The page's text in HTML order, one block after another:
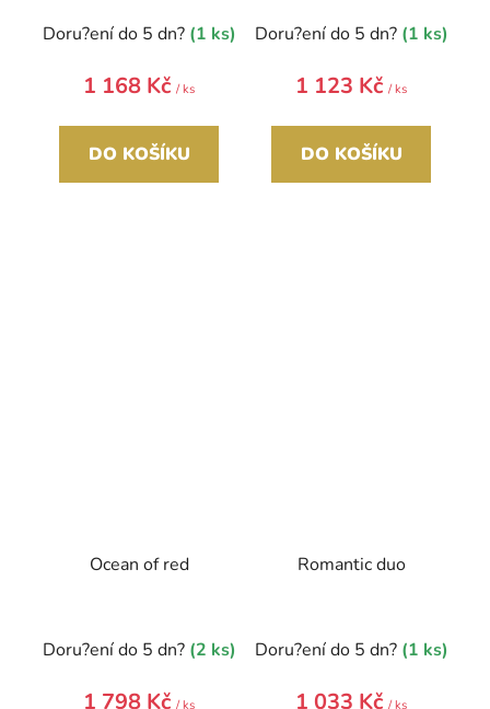
Doru?ení do 5 dn? (1 ks)
1 168 Kč / ks
DO KOŠÍKU
Doru?ení do 5 dn? (1 ks)
1 123 Kč / ks
DO KOŠÍKU
Ocean of red
Doru?ení do 5 dn? (2 ks)
1 798 Kč / ks
Romantic duo
Doru?ení do 5 dn? (1 ks)
1 033 Kč / ks